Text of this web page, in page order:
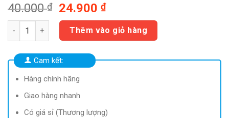
40.000₫
Giá
gốc
là:
40.000 ₫.
24.900₫Giá
hiện
tại
là:
24.900 ₫.
Ladza (15g) Áp dụng cho đơn có Băng cá nhân Izigo giá
Thêm vào giỏ hàng
Cam kết:
Hàng chính hãng
Giao hàng nhanh
Có giá sỉ (Thương lượng)